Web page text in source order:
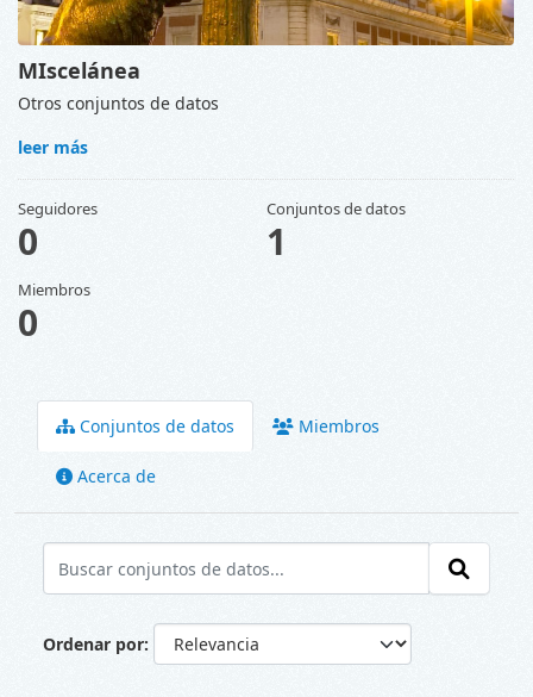
Conjuntos de datos Miembros
Acerca de
Ordenar por
MIscelánea
Otros conjuntos de datos
leer más
Seguidores
0
Conjuntos de datos
1
Miembros
0